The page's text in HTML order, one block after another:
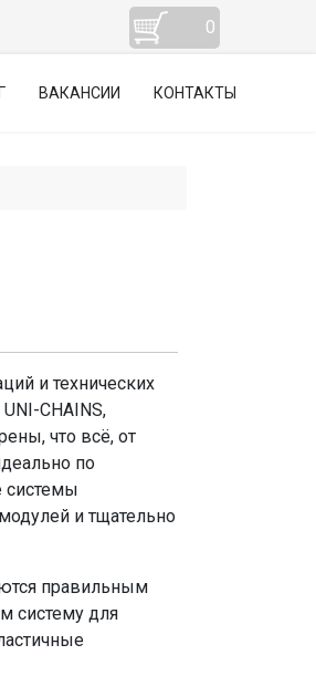
0
ВАКАНСИИ КОНТАКТЫ
и технических
CHAINS,
что всё, от
по
системы
и тщательно
правильным
систему для